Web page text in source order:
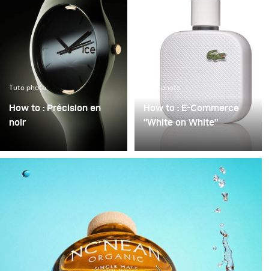
Tuto photo
How to : Précision en
noir
Précision en noir
consiste à transformer
un objet technique en
flotter dans l’obscurité.
considéré comme un
simple arrière-plan vide,
Tuto photo
How to : E-Commerce
“White on White”
d’image en photographie
e-commerce est
souvent justifiée par la
pression du temps :
peu de temps. On se
contente alors de «
rendre l’image plus